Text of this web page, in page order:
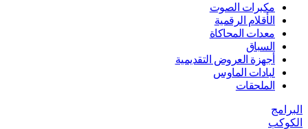
مكبرات الصوت
الأقلام الرقمية
معدات المحاكاة
السباق
أجهزة العروض التقديمية
لبادات الماوس
الملحقات
البرامج
الكوكب